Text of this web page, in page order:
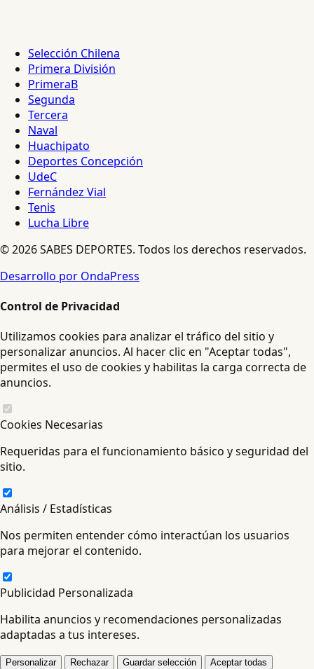
Selección Chilena
Primera División
PrimeraB
Segunda
Tercera
Naval
Huachipato
Deportes Concepción
UdeC
Fernández Vial
Tenis
Lucha Libre
© 2026 SABES DEPORTES. Todos los derechos reservados.
Desarrollo por OndaPress
Control de Privacidad
Utilizamos cookies para analizar el tráfico del sitio y
personalizar anuncios. Al hacer clic en "Aceptar todas",
permites el uso de cookies y habilitas la carga correcta de
anuncios.
Cookies Necesarias
Requeridas para el funcionamiento básico y seguridad del
sitio.
Análisis / Estadísticas
Nos permiten entender cómo interactúan los usuarios
para mejorar el contenido.
Publicidad Personalizada
Habilita anuncios y recomendaciones personalizadas
adaptadas a tus intereses.
Personalizar Rechazar Guardar selección Aceptar todas